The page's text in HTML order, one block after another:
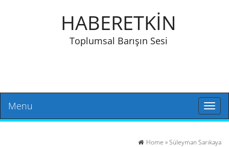
HABERETKİN
Toplumsal Barışın Sesi
Toggle
Menu
Home »Süleyman Sarıkaya